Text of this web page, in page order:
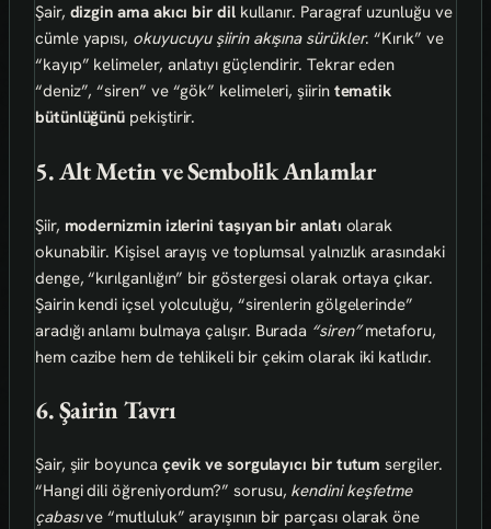
Şair, dizgin ama akıcı bir dilkullanır. Paragraf uzunluğu ve
cümle yapısı, okuyucuyu şiirin akışına sürükler. “Kırık” ve
“kayıp” kelimeler, anlatıyı güçlendirir. Tekrar eden
“deniz”, “siren” ve “gök” kelimeleri, şiirin tematik
bütünlüğünü pekiştirir.
5. Alt Metin ve Sembolik Anlamlar
Şiir, modernizmin izlerini taşıyan bir anlatı olarak
okunabilir. Kişisel arayış ve toplumsal yalnızlık arasındaki
denge, “kırılganlığın” bir göstergesi olarak ortaya çıkar.
Şairin kendi içsel yolculuğu, “sirenlerin gölgelerinde”
aradığı anlamı bulmaya çalışır. Burada “siren”metaforu,
hem cazibe hem de tehlikeli bir çekim olarak iki katlıdır.
6. Şairin Tavrı
Şair, şiir boyunca çevik ve sorgulayıcı bir tutum sergiler.
“Hangi dili öğreniyordum?” sorusu, kendini keşfetme
çabasıve “mutluluk” arayışının bir parçası olarak öne